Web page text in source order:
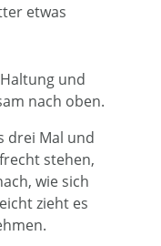
etwas
und
nach oben.
drei Mal und
stehen,
wie sich
zieht es